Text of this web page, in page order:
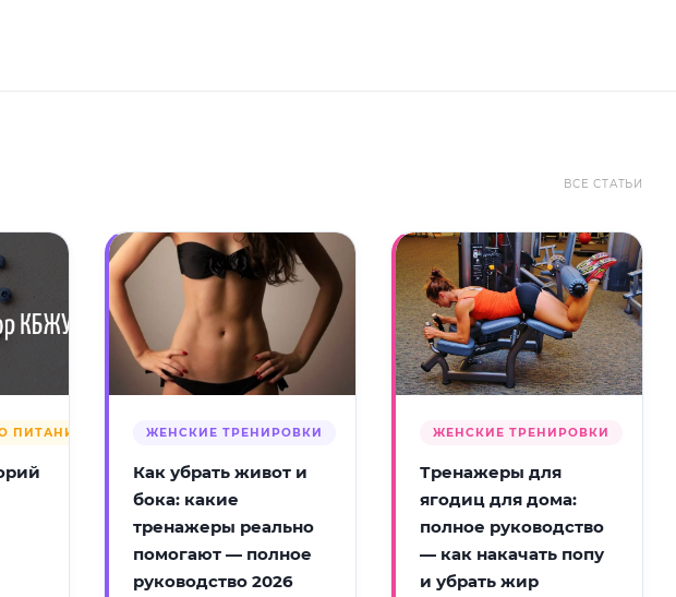
ВСЕ СТАТЬИ
ПИТАНИЮ ЖЕНСКИЕ ТРЕНИРОВКИ
Как убрать живот и
бока: какие
тренажеры реально
помогают — полное
руководство 2026
ЖЕНСКИЕ ТРЕНИРОВКИ
Тренажеры для
ягодиц для дома:
полное руководство
— как накачать попу
и убрать жир